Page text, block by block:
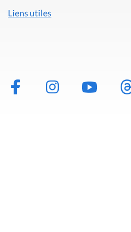
Liens utiles